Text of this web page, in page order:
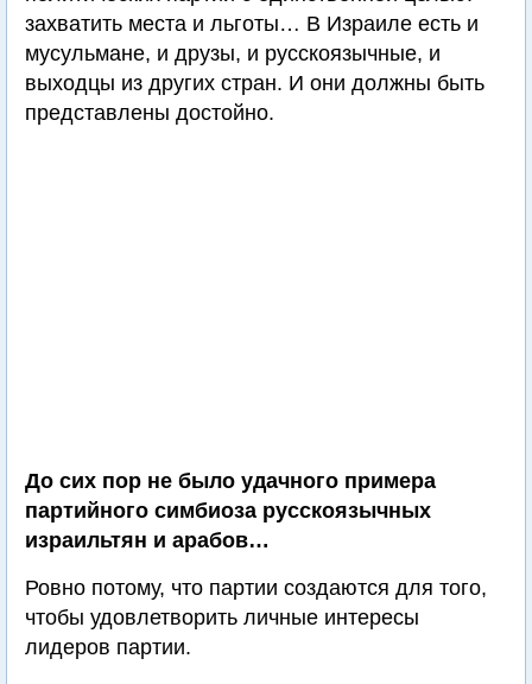
захватить места и льготы… В Израиле есть и
мусульмане, и друзы, и русскоязычные, и
выходцы из других стран. И они должны быть
представлены достойно.
До сих пор не было удачного примера
партийного симбиоза русскоязычных
израильтян и арабов…
Ровно потому, что партии создаются для того,
чтобы удовлетворить личные интересы
лидеров партии.